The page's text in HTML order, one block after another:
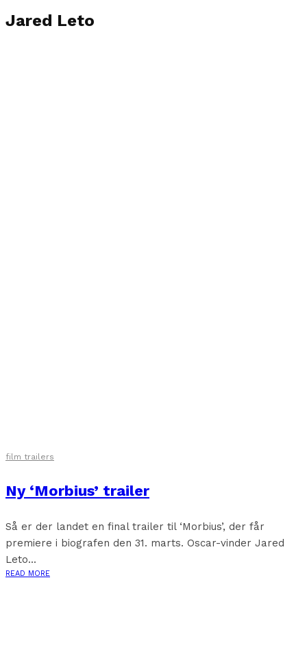
Jared Leto
film trailers
Ny ‘Morbius’ trailer
Så er der landet en final trailer til ‘Morbius’, der får
premiere i biografen den 31. marts. Oscar-vinder Jared
Leto...
READ MORE